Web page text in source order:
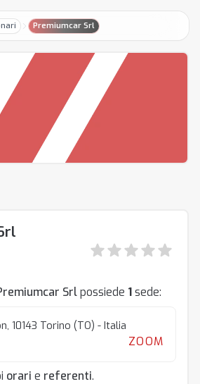
Premiumcar Srl
Srlpossiede 1sede:
10143 Torino (TO) - Italia
ZOOM
orari e referenti.